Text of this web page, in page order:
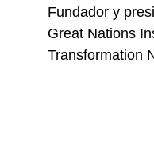
Fundador y
Great Nations
Transformation